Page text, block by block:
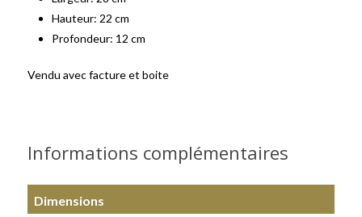
Hauteur: 22 cm
Profondeur: 12 cm
Vendu avec facture et boite
Informations complémentaires
Dimensions